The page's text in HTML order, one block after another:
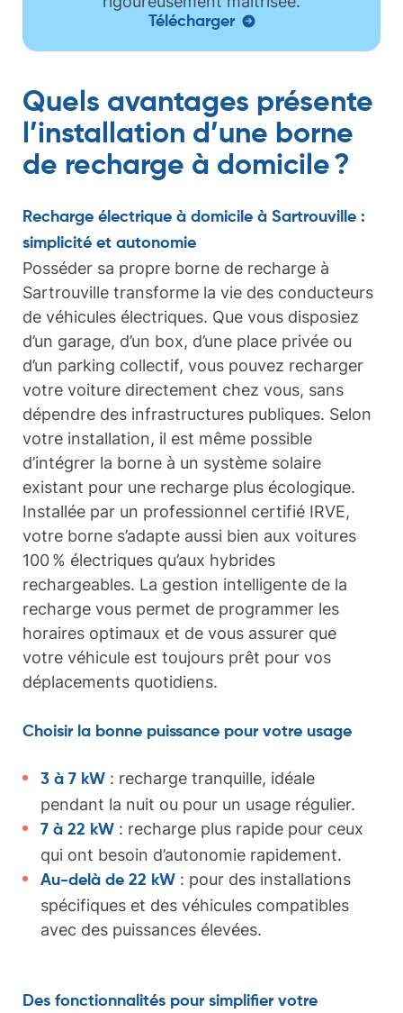
Télécharger
Quels avantages présente
l’installation d’une borne
de recharge à domicile ?
Recharge électrique à domicile à Sartrouville :
simplicité et autonomie
Posséder sa propre borne de recharge à
Sartrouville transforme la vie des conducteurs
de véhicules électriques. Que vous disposiez
d’un garage, d’un box, d’une place privée ou
d’un parking collectif, vous pouvez recharger
votre voiture directement chez vous, sans
dépendre des infrastructures publiques. Selon
votre installation, il est même possible
d’intégrer la borne à un système solaire
existant pour une recharge plus écologique.
Installée par un professionnel certifié IRVE,
votre borne s’adapte aussi bien aux voitures
100 % électriques qu’aux hybrides
rechargeables. La gestion intelligente de la
recharge vous permet de programmer les
horaires optimaux et de vous assurer que
votre véhicule est toujours prêt pour vos
déplacements quotidiens.
Choisir la bonne puissance pour votre usage
3 à 7 kW : recharge tranquille, idéale
pendant la nuit ou pour un usage régulier.
7 à 22 kW : recharge plus rapide pour ceux
qui ont besoin d’autonomie rapidement.
Au-delà de 22 kW : pour des installations
spécifiques et des véhicules compatibles
avec des puissances élevées.
Des fonctionnalités pour simplifier votre